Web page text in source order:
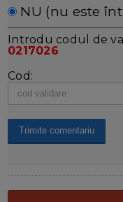
NU (nu este
Introdu codul de
0217026
Cod: